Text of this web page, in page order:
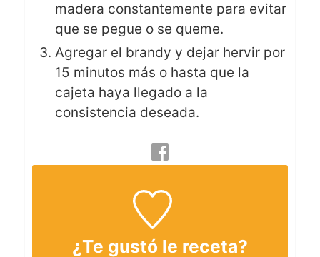
madera constantemente para evitar
que se pegue o se queme.
Agregar el brandy y dejar hervir por
15 minutos más o hasta que la
cajeta haya llegado a la
consistencia deseada.
¿Te gustó le receta?